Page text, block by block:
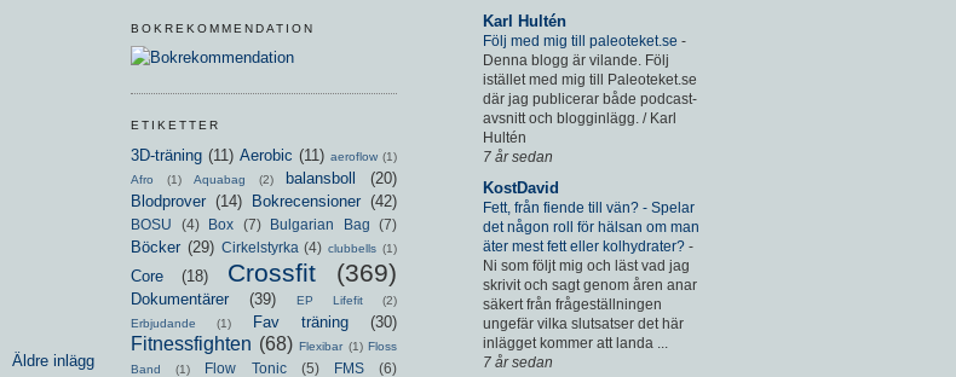
Äldre inlägg
Karl Hultén
Följ med mig till paleoteket.se -
Denna blogg är vilande. Följ
istället med mig till Paleoteket.se
där jag publicerar både podcast-
avsnitt och blogginlägg. / Karl
Hultén
7 år sedan
KostDavid
Fett, från fiende till vän? - Spelar
det någon roll för hälsan om man
äter mest fett eller kolhydrater? -
Ni som följt mig och läst vad jag
skrivit och sagt genom åren anar
säkert från frågeställningen
ungefär vilka slutsatser det här
inlägget kommer att landa ...
7 år sedan
BOKREKOMMENDATION
ETIKETTER
3D-träning (11) Aerobic (11) aeroflow (1)
Afro
(1) Aquabag (2) balansboll
(20)
Blodprover (14) Bokrecensioner (42)
BOSU (4) Box (7) Bulgarian Bag (7)
Böcker (29) Cirkelstyrka (4) clubbells (1)
Core (18) Crossfit (369)
Dokumentärer (39) EP Lifefit
(2)
Erbjudande
(1) Fav träning (30)
Fitnessfighten (68) Flexibar (1) Floss
Band
(1) Flow Tonic (5) FMS
(6)